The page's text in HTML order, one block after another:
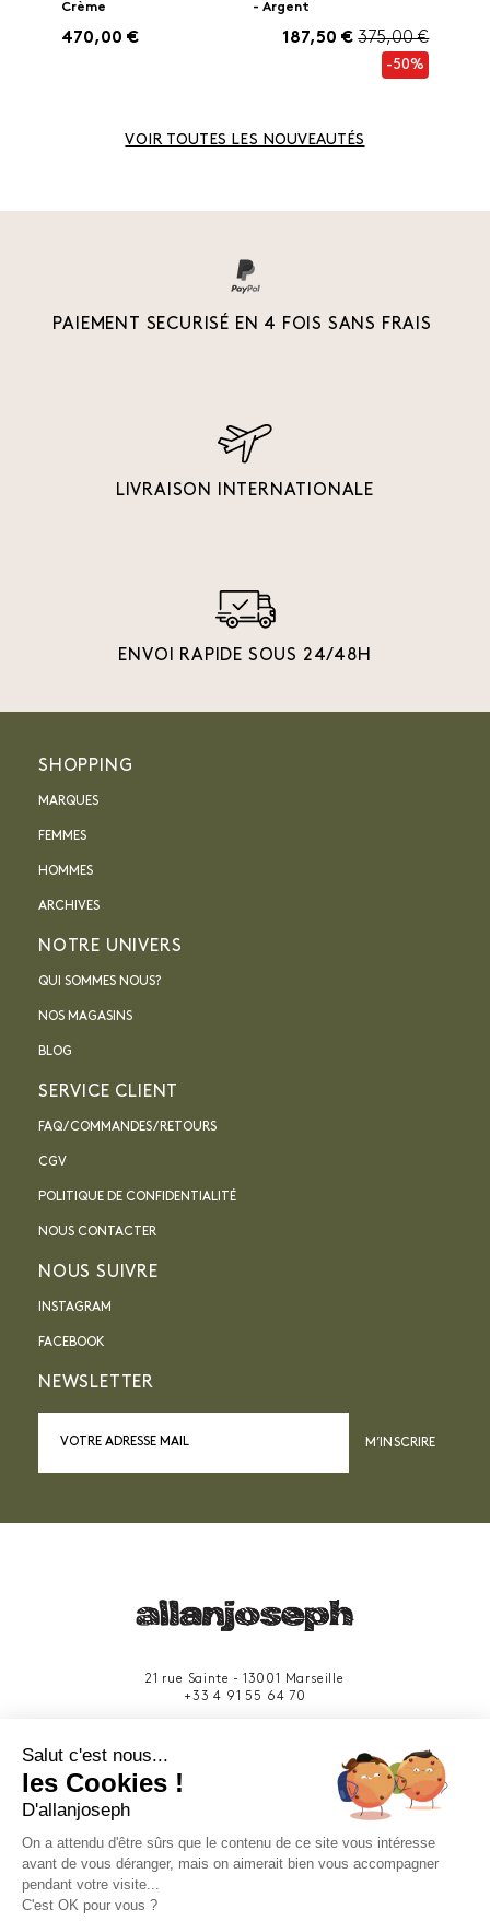
Crème
470,00 €
- Argent
187,50 € 375,00 €
-50%
VOIR TOUTES LES NOUVEAUTÉS
PAIEMENT SECURISÉ EN 4 FOIS SANS FRAIS
LIVRAISON INTERNATIONALE
ENVOI RAPIDE SOUS 24/48H
SHOPPING
MARQUES
FEMMES
HOMMES
ARCHIVES
NOTRE UNIVERS
QUI SOMMES NOUS?
NOS MAGASINS
BLOG
SERVICE CLIENT
FAQ / COMMANDES / RETOURS
CGV
POLITIQUE DE CONFIDENTIALITÉ
NOUS CONTACTER
NOUS SUIVRE
INSTAGRAM
FACEBOOK
NEWSLETTER
M’INSCRIRE
21 rue Sainte - 13001 Marseille
+33 4 91 55 64 70
Provence-Alpes-Côte d'Azur.
Salut c'est nous...
les Cookies !
D'allanjoseph
On a attendu d'être sûrs que le contenu de ce site vous intéresse
avant de vous déranger, mais on aimerait bien vous accompagner
pendant votre visite...
C'est OK pour vous ?